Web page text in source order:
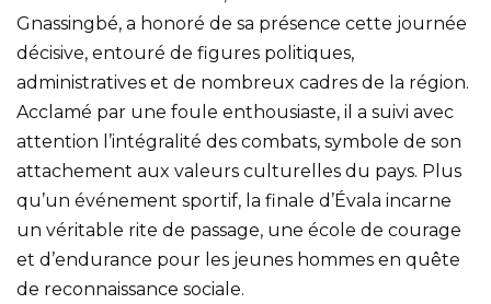
Gnassingbé, a honoré de sa présence cette journée
décisive, entouré de figures politiques,
administratives et de nombreux cadres de la région.
Acclamé par une foule enthousiaste, il a suivi avec
attention l’intégralité des combats, symbole de son
attachement aux valeurs culturelles du pays. Plus
qu’un événement sportif, la finale d’Évala incarne
un véritable rite de passage, une école de courage
et d’endurance pour les jeunes hommes en quête
de reconnaissance sociale.